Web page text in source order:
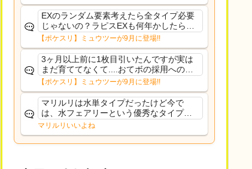
EXのランダム要素考えたら全タイプ必要
じゃないの？ラピスEXも何年かしたら来
るだろうし後から厳選したい育てたいっ
て思ってもどうにもならないのがこのゲ
ームだしな
【ポケスリ】ミュウツーが9月に登場!!
3ヶ月以上前に1枚目引いたんですが実は
まだ育ててなくて....おてボの採用への影
響は勉強になります。ありがとうござい
ますオイルはだいぶ強めのABBレントラ
ーいて芋の方が不安なんで1枚目にしよう
かなと思...
【ポケスリ】ミュウツーが9月に登場!!
マリルリは水単タイプだったけど今で
は、水フェアリーという優秀なタイプだ
な、後特性力持ちって見た目と全然違う
な
マリルリいいよね